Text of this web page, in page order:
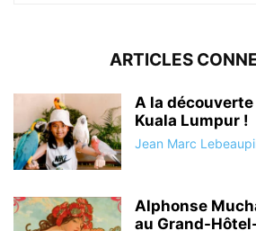
ARTICLES
A la
Kuala Lumpur !
Jean Marc
Alphonse
au Grand-